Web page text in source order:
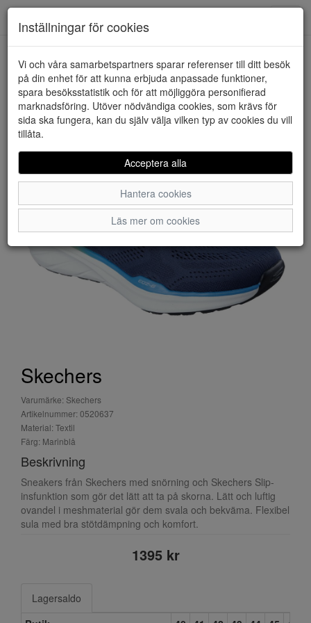
HEM SKECHERS
Skechers
Varumärke: Skechers
Artikelnummer: 0520637
Material: Textil
Färg: Marinblå
Beskrivning
Sneakers från Skechers med snörning och Skechers Slip-
insfunktion som gör det lätt att ta på skorna. Lätt och luftig
ovandel i meshmaterial gör dem svala och bekväma. Flexibel
sula med bra stötdämpning och komfort.
1395 kr
Lagersaldo
Inställningar för cookies
Vi och våra samarbetspartners sparar referenser till ditt besök
på din enhet för att kunna erbjuda anpassade funktioner,
spara besöksstatistik och för att möjliggöra personifierad
marknadsföring. Utöver nödvändiga cookies, som krävs för
sida ska fungera, kan du själv välja vilken typ av cookies du vill
tillåta.
Acceptera alla
Hantera cookies
Läs mer om cookies